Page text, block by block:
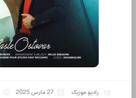
رادیو موزیک 27 مارس 2025